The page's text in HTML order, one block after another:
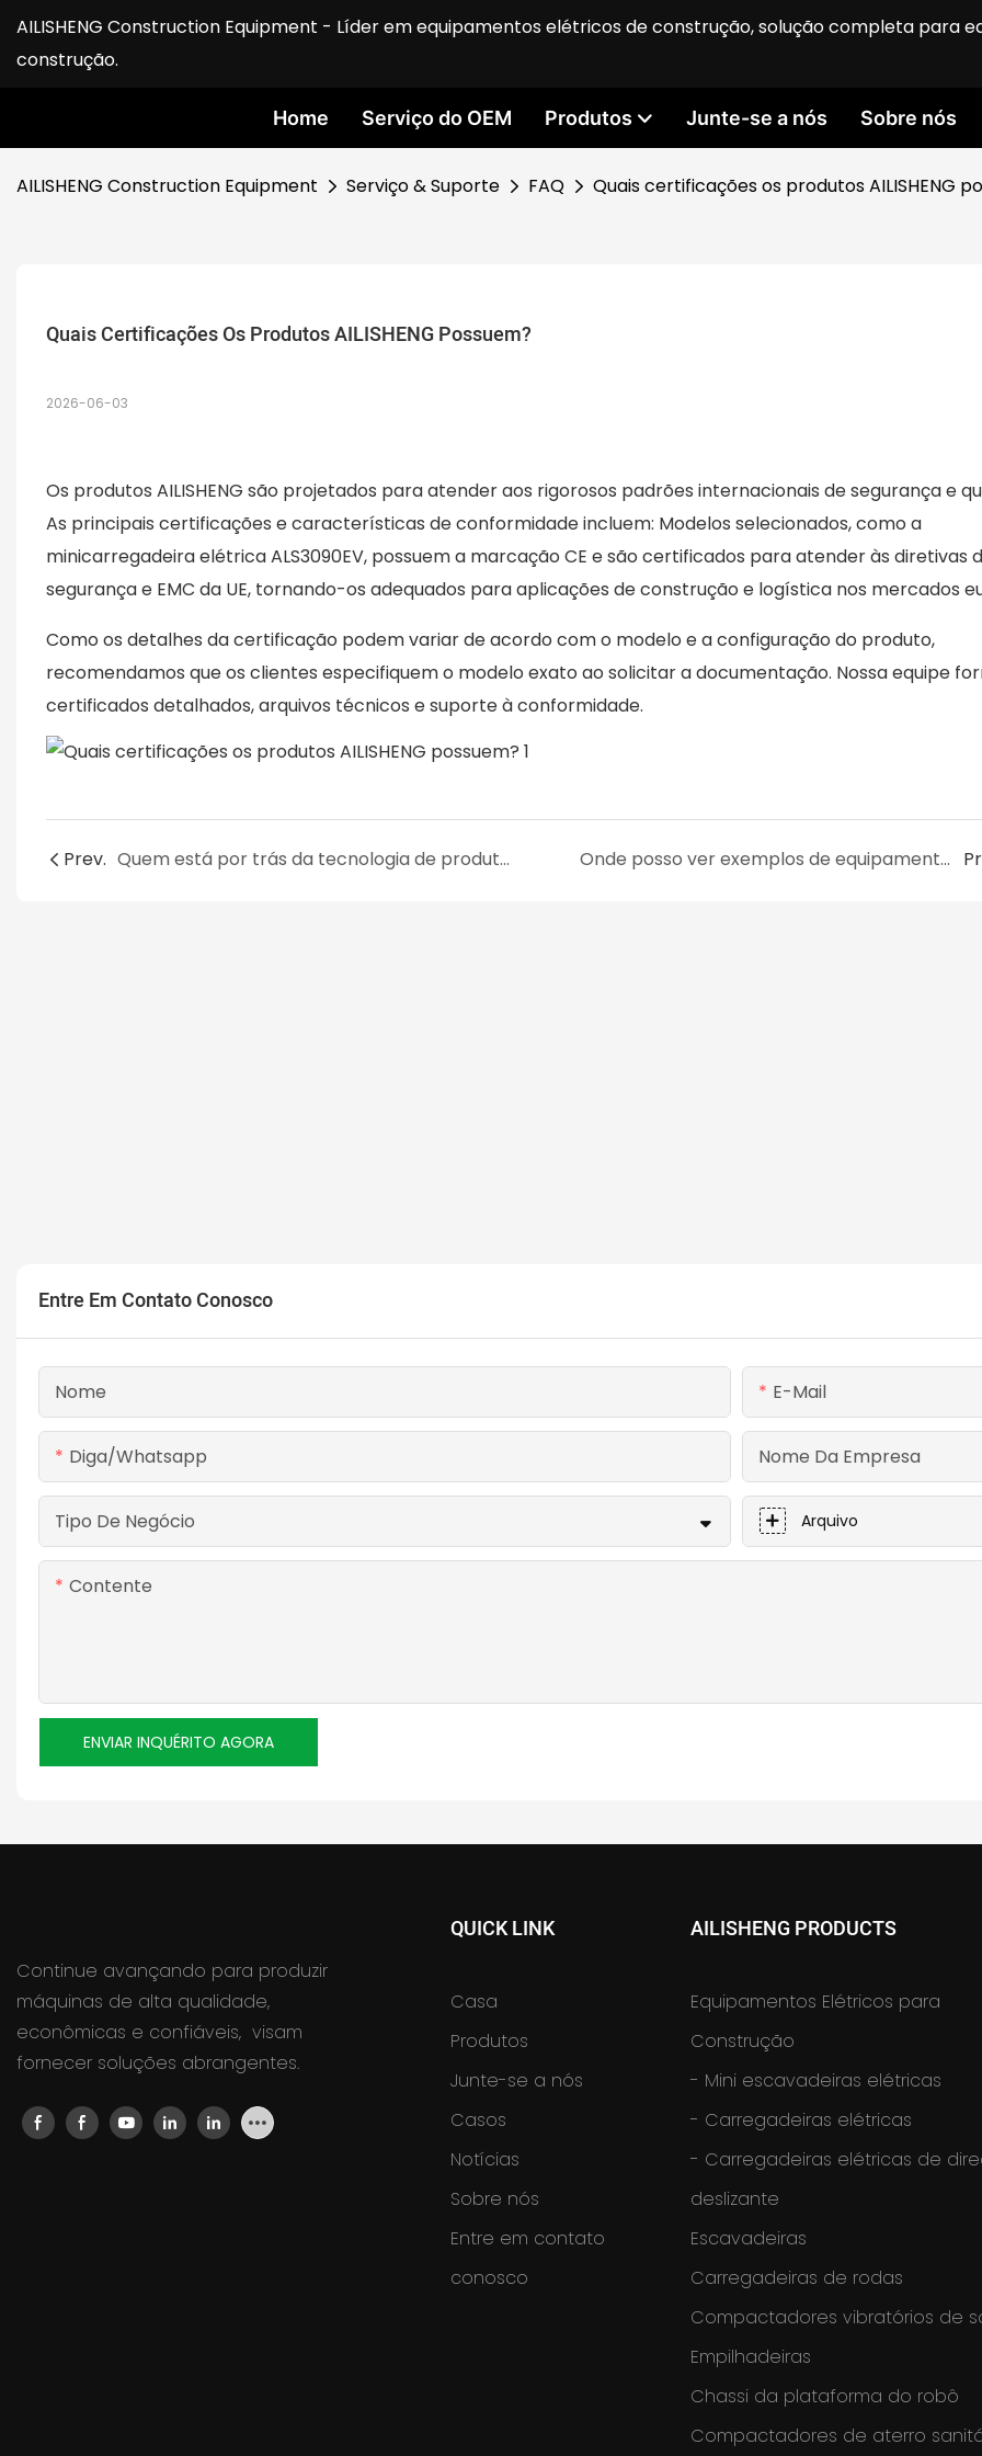
AILISHENG Construction Equipment - Líder em equipamentos elétricos de construção, solução completa para
construção.
Home Serviço do OEM Produtos Junte-se a nós Sobre nós
AILISHENG Construction Equipment Serviço & Suporte FAQ Quais certificações os produtos AILISHENG
Quais Certificações Os Produtos AILISHENG Possuem?
2026-06-03
Os produtos AILISHENG são projetados para atender aos rigorosos padrões internacionais de segurança e
As principais certificações e características de conformidade incluem: Modelos selecionados, como a
minicarregadeira elétrica ALS3090EV, possuem a marcação CE e são certificados para atender às diretivas
segurança e EMC da UE, tornando-os adequados para aplicações de construção e logística nos mercados
Como os detalhes da certificação podem variar de acordo com o modelo e a configuração do produto,
recomendamos que os clientes especifiquem o modelo exato ao solicitar a documentação. Nossa equipe
certificados detalhados, arquivos técnicos e suporte à conformidade.
Prev. Quem está por trás da tecnologia de produto da AILISHENG? Onde posso ver exemplos de equipamentos AILISHENG funcionando em condições reais?
Entre Em Contato Conosco
Nome E-Mail
Diga/whatsapp Nome Da Empresa
Tipo De Negócio Arquivo
Contente
ENVIAR INQUÉRITO AGORA
Continue avançando para produzir
máquinas de alta qualidade,
econômicas e confiáveis, visam
fornecer soluções abrangentes.
QUICK LINK
Casa
Produtos
Junte-se a nós
Casos
Notícias
Sobre nós
Entre em contato
conosco
AILISHENG PRODUCTS
Equipamentos Elétricos para
Construção
- Mini escavadeiras elétricas
- Carregadeiras elétricas
- Carregadeiras elétricas de
deslizante
Escavadeiras
Carregadeiras de rodas
Compactadores vibratórios de
Empilhadeiras
Chassi da plataforma do robô
Compactadores de aterro